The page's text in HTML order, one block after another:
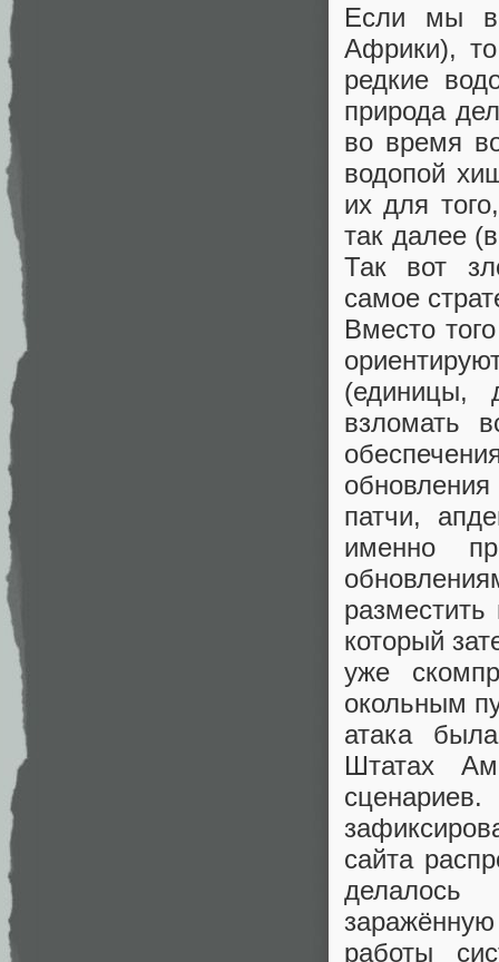
Если мы
Африки),
редкие
природа
во время
водопой
их для
так далее
Так вот
самое
Вместо
(единицы,
взломать
патчи,
именно
который
уже
окольным
атака
Штатах
сайта
делалось
работы